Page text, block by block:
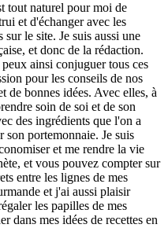
tout naturel pour moi de
et d'échanger avec les
sur le site. Je suis aussi une
et donc de la rédaction.
ainsi conjuguer tous ces
pour les conseils de nos
de bonnes idées. Avec elles, à
soin de soi et de son
des ingrédients que l'on a
son portemonnaie. Je suis
et me rendre la vie
et vous pouvez compter sur
entre les lignes de mes
et j'ai aussi plaisir
les papilles de mes
dans mes idées de recettes en